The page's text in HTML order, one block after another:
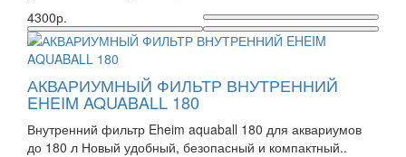
4300р.
АКВАРИУМНЫЙ ФИЛЬТР ВНУТРЕННИЙ
EHEIM AQUABALL 180
Внутренний фильтр Eheim aquaball 180 для аквариумов
до 180 л Новый удобный, безопасный и компактный..